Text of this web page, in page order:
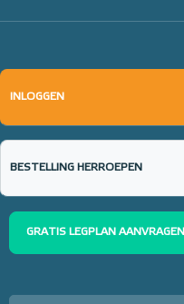
INLOGGEN
BESTELLING HERROEPEN
GRATIS LEGPLAN AANVRAGEN